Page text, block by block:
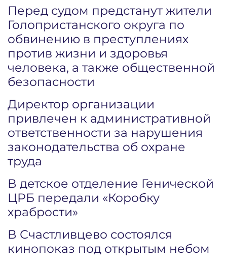
Перед судом предстанут жители
Голопристанского округа по
обвинению в преступлениях
против жизни и здоровья
человека, а также общественной
безопасности
Директор организации
привлечен к административной
ответственности за нарушения
законодательства об охране
труда
В детское отделение Генической
ЦРБ передали «Коробку
храбрости»
В Счастливцево состоялся
кинопоказ под открытым небом